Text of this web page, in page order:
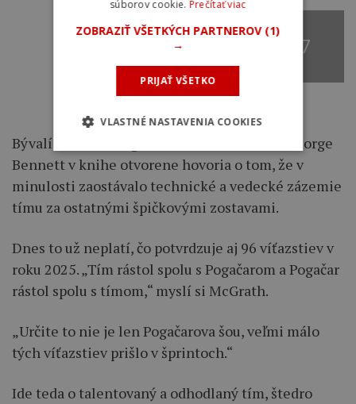
+ 97
Bývalí tímoví kolegovia ako Dan Martin či George
Bennett v knihe otvorene hovoria o tom, že v
minulosti zaostávalo technické a vedecké zázemie
tímu za ostatnými špičkovými zostavami.
Dnes to už neplatí, čo potvrdzuje aj 96 víťazstiev v
roku 2025. „Tím rástol spolu s Pogačarom a Pogačar
rástol spolu s tímom,“ myslí si McGrath.
„Určite to nie je len Pogačarova šou, veľmi málo
tých víťazstiev prišlo v šprintoch.“
Ide teda o talentovaný a odhodlaný tím, štedro
súborov cookie. Prečítať viac
ZOBRAZIŤ VŠETKÝCH PARTNEROV (1)
→
PRIJAŤ VŠETKO
VLASTNÉ NASTAVENIA COOKIES